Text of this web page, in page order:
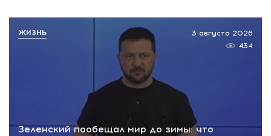
Зеленский пообещал мир до зимы: что
3 августа 2026
434
ЖИЗНЬ